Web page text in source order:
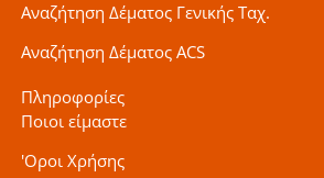
Αναζήτηση Δέματος Γενικής Ταχ.
Αναζήτηση Δέματος ACS
Πληροφορίες
Ποιοι είμαστε
'Οροι Χρήσης